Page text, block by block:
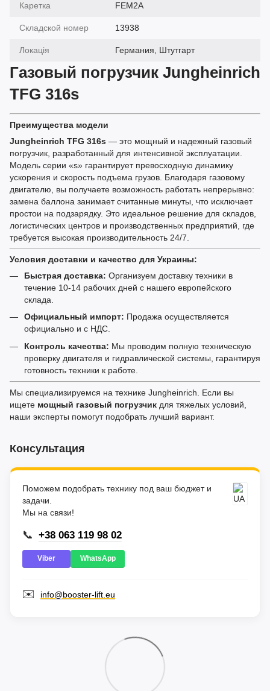
Каретка FEM2A
Складской номер 13938
Локація Германия, Штутгарт
Газовый погрузчик Jungheinrich
TFG 316s
Преимущества модели
Jungheinrich TFG 316s — это мощный и надежный газовый
погрузчик, разработанный для интенсивной эксплуатации.
Модель серии «s» гарантирует превосходную динамику
ускорения и скорость подъема грузов. Благодаря газовому
двигателю, вы получаете возможность работать непрерывно:
замена баллона занимает считанные минуты, что исключает
простои на подзарядку. Это идеальное решение для складов,
логистических центров и производственных предприятий, где
требуется высокая производительность 24/7.
Условия доставки и качество для Украины:
Быстрая доставка: Организуем доставку техники в
течение 10-14 рабочих дней с нашего европейского
склада.
Официальный импорт: Продажа осуществляется
официально и с НДС.
Контроль качества: Мы проводим полную техническую
проверку двигателя и гидравлической системы, гарантируя
готовность техники к работе.
Мы специализируемся на технике Jungheinrich. Если вы
ищете мощный газовый погрузчик для тяжелых условий,
наши эксперты помогут подобрать лучший вариант.
Консультация
Поможем подобрать технику под ваш бюджет и
задачи.
Мы на связи!
📞 +38 063 119 98 02
Viber WhatsApp
✉️ info@booster-lift.eu